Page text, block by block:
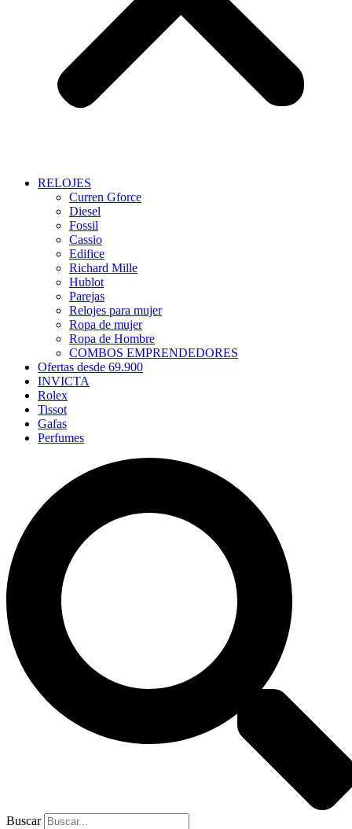
RELOJES
Curren Gforce
Diesel
Fossil
Cassio
Edifice
Richard Mille
Hublot
Parejas
Relojes para mujer
Ropa de mujer
Ropa de Hombre
COMBOS EMPRENDEDORES
Ofertas desde 69.900
INVICTA
Rolex
Tissot
Gafas
Perfumes
Buscar